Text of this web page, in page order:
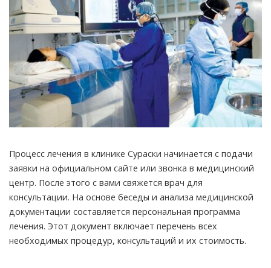
Процесс лечения в клинике Сураски начинается с подачи
заявки на официальном сайте или звонка в медицинский
центр. После этого с вами свяжется врач для
консультации. На основе беседы и анализа медицинской
документации составляется персональная программа
лечения. Этот документ включает перечень всех
необходимых процедур, консультаций и их стоимость.